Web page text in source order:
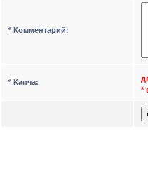
* Комментарий:
* Капча:
*